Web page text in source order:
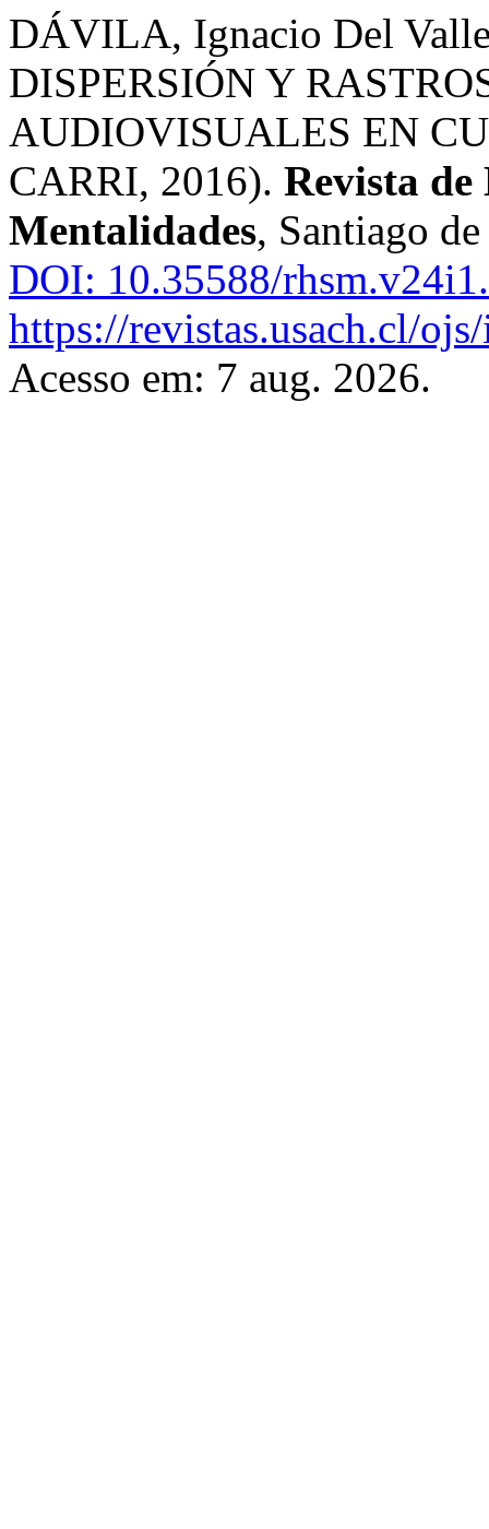
DÁVILA, Ignacio Del
DISPERSIÓN Y
AUDIOVISUALES EN
CARRI, 2016). Revista
Mentalidades, Santiago
DOI: 10.35588/
https://revistas.usach.cl/
Acesso em: 7 aug. 2026.